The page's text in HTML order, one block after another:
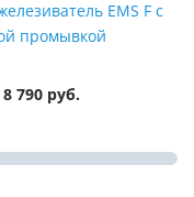
EMS F с
промывкой
790 руб.